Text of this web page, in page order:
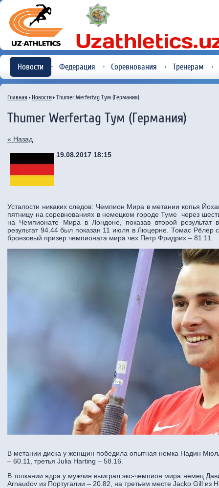
Новости Федерация Соревнования Тренерам
Главная Новости Thumer Werfertag Тум (Германия)
Thumer Werfertag Тум (Германия)
« Назад
19.08.2017 18:15
Усталости никаких следов: Чемпион Мира в метании копья
пятницу на соревнованиях в немецком городе Туме через
на Чемпионате Мира в Лондоне, показав второй
результат 94.44 был показан 11 июля в Люцерне. Томас Рёлер
бронзовый призер чемпионата мира чех Петр Фридрих – 81.11.
В метании диска у женщин победила опытная немка Надин
– 60.11, третья Julia Harting – 58.16.
В толкании ядра у мужчин выиграл экс-чемпион мира немец
Arnaudov из Португалии – 20.82, на третьем месте Jacko Gill из